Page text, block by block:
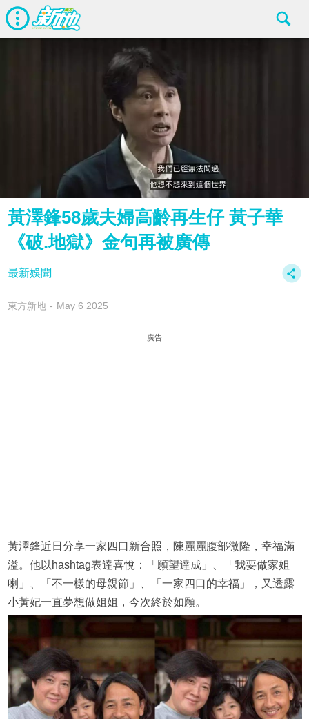
黃澤鋒58歲夫婦高齡再生仔 黃子華
《破.地獄》金句再被廣傳
最新娛聞
東方新地 May 6 2025
廣告
黃澤鋒近日分享一家四口新合照，陳麗麗腹部微隆，幸福滿
溢。他以hashtag表達喜悅：「願望達成」、「我要做家姐
喇」、「不一樣的母親節」、「一家四口的幸福」，又透露
小黃妃一直夢想做姐姐，今次終於如願。